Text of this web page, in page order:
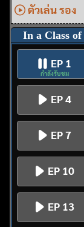
ตัวเล่น รอง
In a Class
EP 1
กำลังรับชม
EP 4
EP 7
EP 10
EP 13